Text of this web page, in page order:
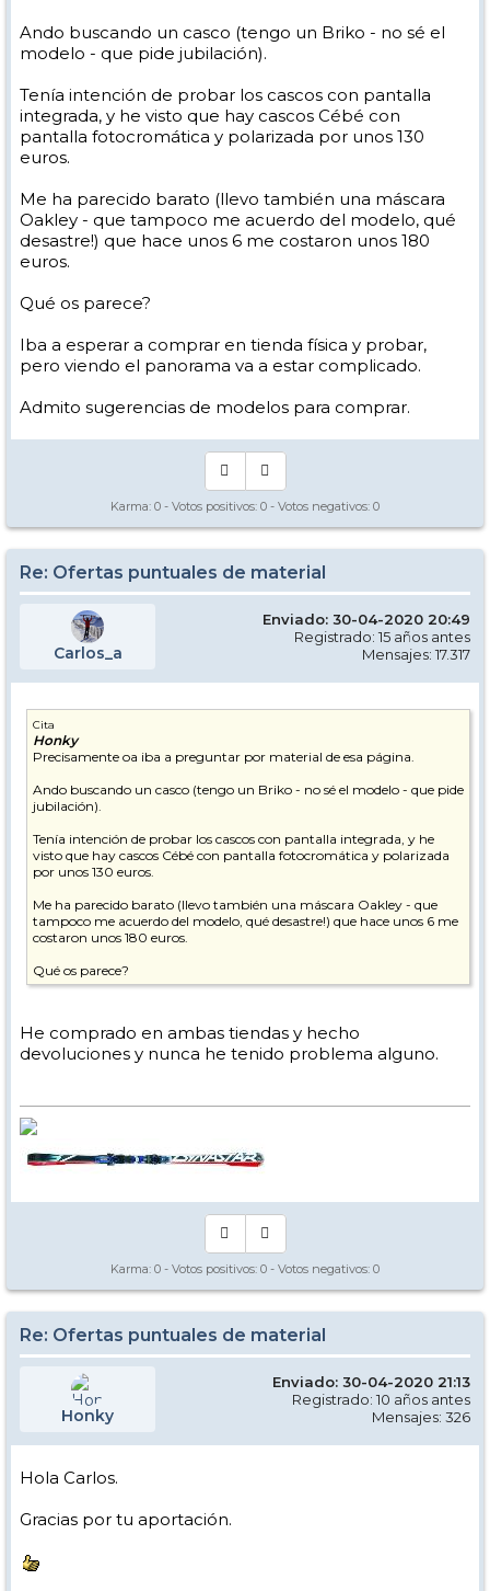
Ando buscando un casco (tengo un Briko - no sé el
modelo - que pide jubilación).
Tenía intención de probar los cascos con pantalla
integrada, y he visto que hay cascos Cébé con
pantalla fotocromática y polarizada por unos 130
euros.
Me ha parecido barato (llevo también una máscara
Oakley - que tampoco me acuerdo del modelo, qué
desastre!) que hace unos 6 me costaron unos 180
euros.
Qué os parece?
Iba a esperar a comprar en tienda física y probar,
pero viendo el panorama va a estar complicado.
Admito sugerencias de modelos para comprar.
Karma: 0 - Votos positivos: 0 - Votos negativos: 0
Re: Ofertas puntuales de material
Carlos_a
Enviado: 30-04-2020 20:49
Registrado: 15 años antes
Mensajes: 17.317
Cita
Honky
Precisamente oa iba a preguntar por material de esa página.
Ando buscando un casco (tengo un Briko - no sé el modelo - que pide
jubilación).
Tenía intención de probar los cascos con pantalla integrada, y he
visto que hay cascos Cébé con pantalla fotocromática y polarizada
por unos 130 euros.
Me ha parecido barato (llevo también una máscara Oakley - que
tampoco me acuerdo del modelo, qué desastre!) que hace unos 6 me
costaron unos 180 euros.
Qué os parece?
Admito sugerencias de modelos para comprar.
He comprado en ambas tiendas y hecho
devoluciones y nunca he tenido problema alguno.
Karma: 0 - Votos positivos: 0 - Votos negativos: 0
Re: Ofertas puntuales de material
Honky
Enviado: 30-04-2020 21:13
Registrado: 10 años antes
Mensajes: 326
Hola Carlos.
Gracias por tu aportación.